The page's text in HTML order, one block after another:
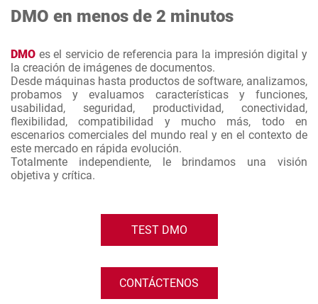
DMO en menos de 2 minutos
DMO es el servicio de referencia para la impresión digital y
la creación de imágenes de documentos.
Desde máquinas hasta productos de software, analizamos,
probamos y evaluamos características y funciones,
usabilidad, seguridad, productividad, conectividad,
flexibilidad, compatibilidad y mucho más, todo en
escenarios comerciales del mundo real y en el contexto de
este mercado en rápida evolución.
Totalmente independiente, le brindamos una visión
objetiva y crítica.
TEST DMO
CONTÁCTENOS